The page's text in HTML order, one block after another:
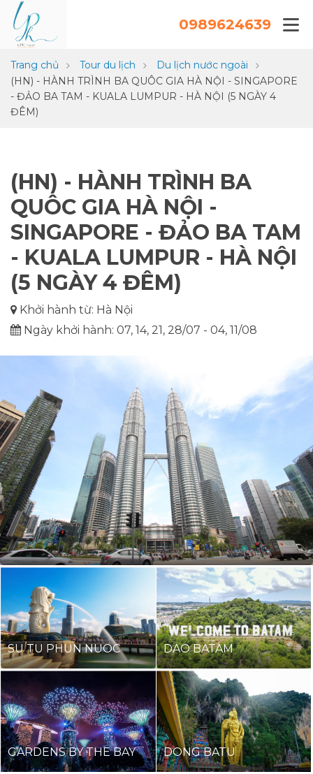
0989624639
Trang chủ Tour du lịch
Du lịch nước ngoài
(HN) - HÀNH TRÌNH BA QUÔC GIA HÀ NỘI - SINGAPORE
- ĐẢO BA TAM - KUALA LUMPUR - HÀ NỘI (5 NGÀY 4
ĐÊM)
(HN) - HÀNH TRÌNH BA
QUÔC GIA HÀ NỘI -
SINGAPORE - ĐẢO BA TAM
- KUALA LUMPUR - HÀ NỘI
(5 NGÀY 4 ĐÊM)
Khởi hành từ: Hà Nội
Ngày khởi hành: 07, 14, 21, 28/07 - 04, 11/08
SU TU PHUN NUOC DAO BATAM
GARDENS BY THE BAY DONG BATU